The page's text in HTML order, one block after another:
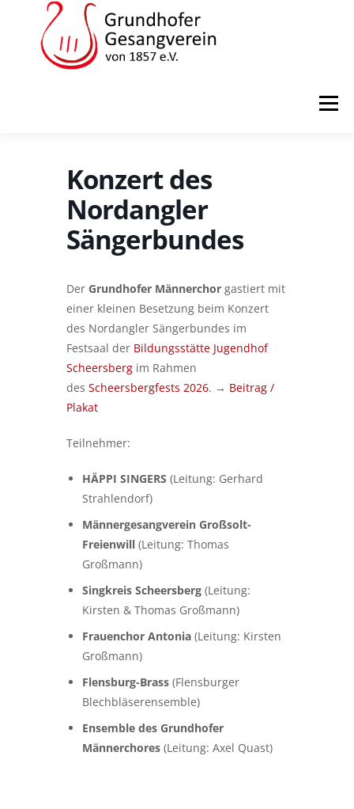
Menü
VORSTAND GALERIE KONTAKT
IMPRESSUM
Konzert des
Nordangler
Sängerbundes
Der Grundhofer Männerchor gastiert mit
einer kleinen Besetzung beim Konzert
des Nordangler Sängerbundes im
Festsaal der Bildungsstätte Jugendhof
Scheersberg im Rahmen
des Scheersbergfests 2026. → Beitrag /
Plakat
Teilnehmer:
HÄPPI SINGERS (Leitung: Gerhard
Strahlendorf)
Männergesangverein Großsolt-
Freienwill (Leitung: Thomas
Großmann)
Singkreis Scheersberg (Leitung:
Kirsten & Thomas Großmann)
Frauenchor Antonia (Leitung: Kirsten
Großmann)
Flensburg-Brass (Flensburger
Blechbläserensemble)
Ensemble des Grundhofer
Männerchores (Leitung: Axel Quast)